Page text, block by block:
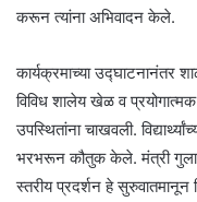
करून त्यांना अभिवादन केले.
कार्यक्रमाच्या उद्घाटनानंतर
विविध शालेय खेळ व प्रयोगात्मक
उपस्थितांना चाखवली.
भरभरून कौतुक केले. मंत्री
स्तरीय प्रदर्शन हे सुरुवातमानून